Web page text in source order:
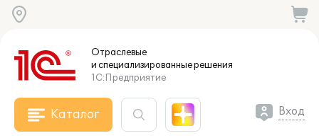
Отраслевые
и специализированныерешения
1С:Предприятие
Каталог Вход